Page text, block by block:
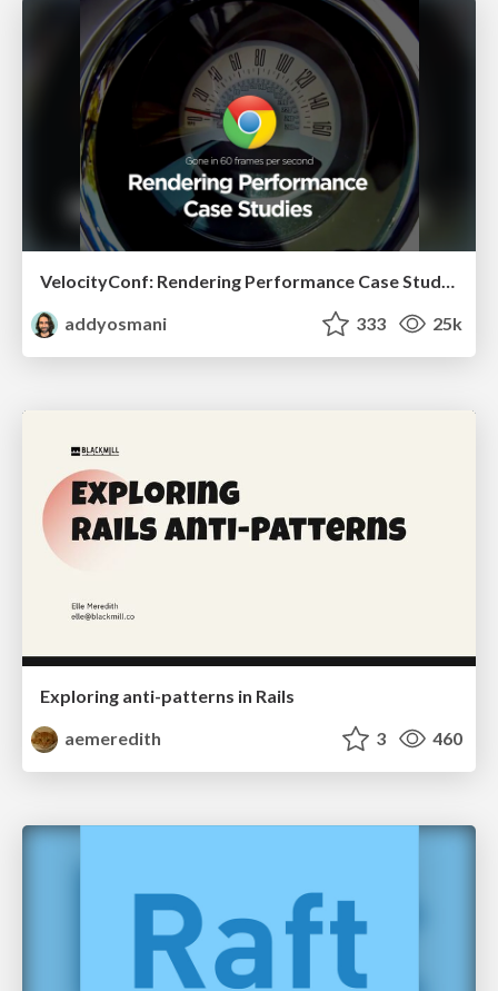
VelocityConf: Rendering Performance Case Studies
addyosmani
333 25k
Exploring anti-patterns in Rails
aemeredith
3 460